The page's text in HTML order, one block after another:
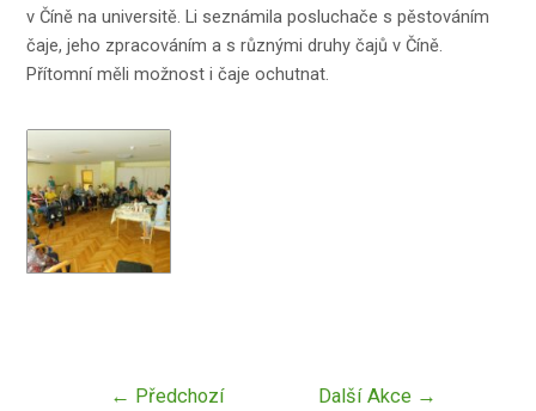
v Číně na universitě. Li seznámila posluchače s pěstováním
čaje, jeho zpracováním a s různými druhy čajů v Číně.
Přítomní měli možnost i čaje ochutnat.
Navigace
← Předchozí Další Akce →